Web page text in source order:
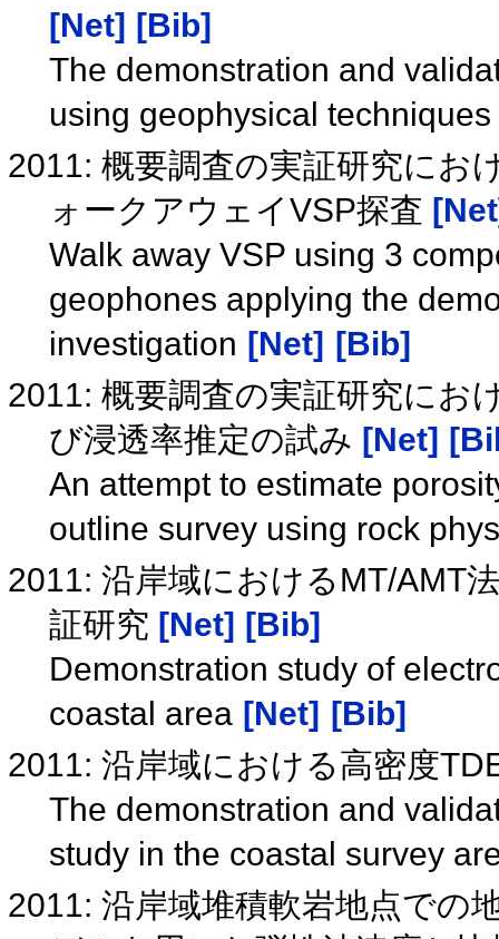
[Net] [Bib]
The demonstration and
using geophysical
2011: 概要調査の実証研究にお
ォークアウェイVSP探査
Walk away VSP using 3
geophones applying the
investigation [Net] [Bib]
2011: 概要調査の実証研究にお
び浸透率推定の試み [Net]
An attempt to estimate
outline survey using rock
2011: 沿岸域におけるMT/AMT
証研究 [Net] [Bib]
Demonstration study of
coastal area [Net]
[Bib]
2011: 沿岸域における高密度
The demonstration and
study in the coastal survey
2011: 沿岸域堆積軟岩地点での